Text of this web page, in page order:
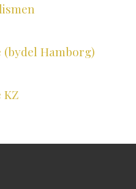
(bydel Hamborg)
KZ